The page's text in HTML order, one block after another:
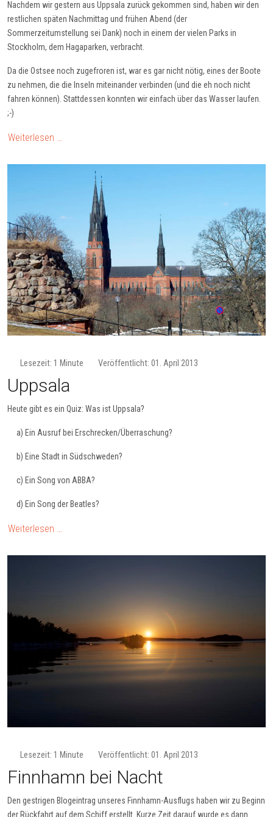
Nachdem wir gestern aus Uppsala zurück gekommen sind, haben wir den
restlichen späten Nachmittag und frühen Abend (der
Sommerzeitumstellung sei Dank) noch in einem der vielen Parks in
Stockholm, dem Hagaparken, verbracht.
Da die Ostsee noch zugefroren ist, war es gar nicht nötig, eines der Boote
zu nehmen, die die Inseln miteinander verbinden (und die eh noch nicht
fahren können). Stattdessen konnten wir einfach über das Wasser laufen.
;-)
Weiterlesen …
Lesezeit: 1 Minute Veröffentlicht: 01. April 2013
Uppsala
Heute gibt es ein Quiz: Was ist Uppsala?
a) Ein Ausruf bei Erschrecken/Überraschung?
b) Eine Stadt in Südschweden?
c) Ein Song von ABBA?
d) Ein Song der Beatles?
Weiterlesen …
Lesezeit: 1 Minute Veröffentlicht: 01. April 2013
Finnhamn bei Nacht
Den gestrigen Blogeintrag unseres Finnhamn-Ausflugs haben wir zu Beginn
der Rückfahrt auf dem Schiff erstellt. Kurze Zeit darauf wurde es dann